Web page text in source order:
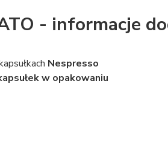
- informacje
Nespresso
w opakowaniu